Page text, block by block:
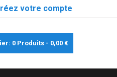
votre compte
0 Produits - 0,00 €